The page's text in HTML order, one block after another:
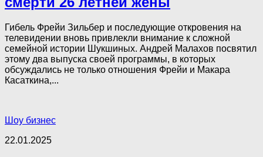
Гибель Фрейи Зильбер и последующие откровения на
телевидении вновь привлекли внимание к сложной
семейной истории Шукшиных. Андрей Малахов посвятил
этому два выпуска своей программы, в которых
обсуждались не только отношения Фрейи и Макара
Касаткина,...
Шоу бизнес
22.01.2025